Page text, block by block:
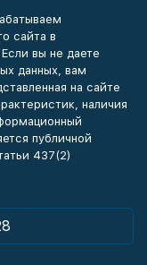
сайта в
вы не даете
данных, вам
на сайте
наличия
публичной
437(2)